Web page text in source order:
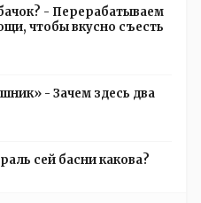
- Перерабатываем
чтобы вкусно съесть
- Зачем здесь два
сей басни какова?